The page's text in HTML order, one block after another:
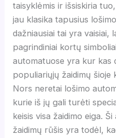
taisyklėmis ir išsiskiria
jau klasika tapusius
dažniausiai tai yra vaisiai,
pagrindiniai kortų
automatuose yra kur kas
populiariųjų žaidimų šioje
Nors neretai lošimo
kurie iš jų gali turėti
keisis visa žaidimo eiga.
žaidimų rūšis yra todėl,